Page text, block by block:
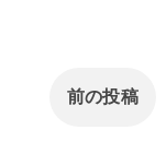
前の投稿